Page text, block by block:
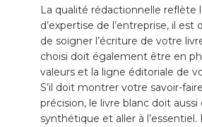
La qualité rédactionnelle reflète
d’expertise de l’entreprise, il est
de soigner l’écriture de votre
choisi doit également être en
valeurs et la ligne éditoriale de
S’il doit montrer votre savoir-
précision, le livre blanc doit aussi
synthétique et aller à l’essentiel.